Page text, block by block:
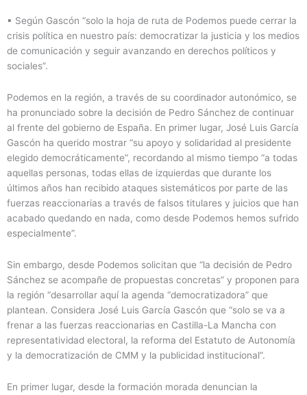
▪ Según Gascón “solo la hoja de ruta de Podemos puede cerrar la
crisis política en nuestro país: democratizar la justicia y los medios
de comunicación y seguir avanzando en derechos políticos y
sociales”.
Podemos en la región, a través de su coordinador autonómico, se
ha pronunciado sobre la decisión de Pedro Sánchez de continuar
al frente del gobierno de España. En primer lugar, José Luis García
Gascón ha querido mostrar “su apoyo y solidaridad al presidente
elegido democráticamente”, recordando al mismo tiempo “a todas
aquellas personas, todas ellas de izquierdas que durante los
últimos años han recibido ataques sistemáticos por parte de las
fuerzas reaccionarias a través de falsos titulares y juicios que han
acabado quedando en nada, como desde Podemos hemos sufrido
especialmente”.
Sin embargo, desde Podemos solicitan que “la decisión de Pedro
Sánchez se acompañe de propuestas concretas” y proponen para
la región “desarrollar aquí la agenda “democratizadora” que
plantean. Considera José Luis García Gascón que “solo se va a
frenar a las fuerzas reaccionarias en Castilla-La Mancha con
representatividad electoral, la reforma del Estatuto de Autonomía
y la democratización de CMM y la publicidad institucional”.
En primer lugar, desde la formación morada denuncian la